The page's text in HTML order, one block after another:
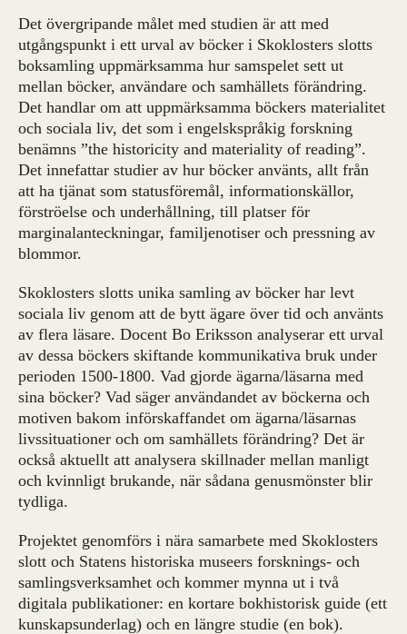
Det övergripande målet med studien är att med
utgångspunkt i ett urval av böcker i Skoklosters slotts
boksamling uppmärksamma hur samspelet sett ut
mellan böcker, användare och samhällets förändring.
Det handlar om att uppmärksamma böckers materialitet
och sociala liv, det som i engelskspråkig forskning
benämns ”the historicity and materiality of reading”.
Det innefattar studier av hur böcker använts, allt från
att ha tjänat som statusföremål, informationskällor,
förströelse och underhållning, till platser för
marginalanteckningar, familjenotiser och pressning av
blommor.
Skoklosters slotts unika samling av böcker har levt
sociala liv genom att de bytt ägare över tid och använts
av flera läsare. Docent Bo Eriksson analyserar ett urval
av dessa böckers skiftande kommunikativa bruk under
perioden 1500-1800. Vad gjorde ägarna/läsarna med
sina böcker? Vad säger användandet av böckerna och
motiven bakom införskaffandet om ägarna/läsarnas
livssituationer och om samhällets förändring? Det är
också aktuellt att analysera skillnader mellan manligt
och kvinnligt brukande, när sådana genusmönster blir
tydliga.
Projektet genomförs i nära samarbete med Skoklosters
slott och Statens historiska museers forsknings- och
samlingsverksamhet och kommer mynna ut i två
digitala publikationer: en kortare bokhistorisk guide (ett
kunskapsunderlag) och en längre studie (en bok).